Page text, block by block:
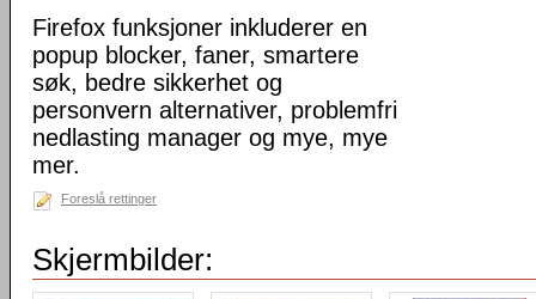
Firefox funksjoner inkluderer en
popup blocker, faner, smartere
søk, bedre sikkerhet og
personvern alternativer, problemfri
nedlasting manager og mye, mye
mer.
Foreslå rettinger
Skjermbilder: